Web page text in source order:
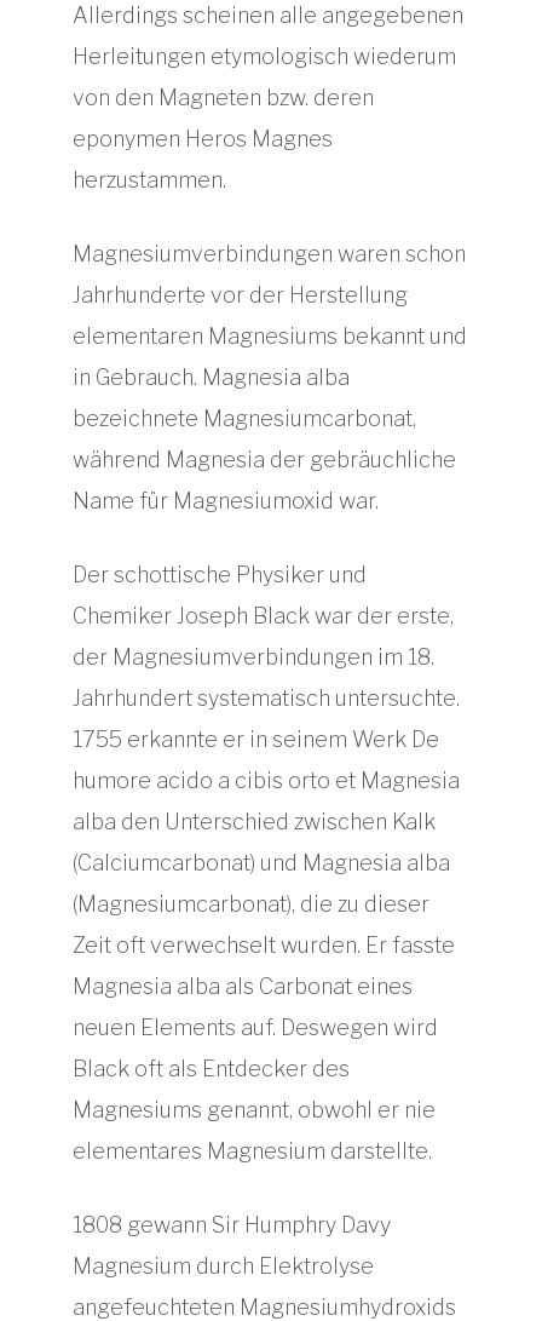
Allerdings scheinen alle angegebenen
Herleitungen etymologisch wiederum
von den Magneten bzw. deren
eponymen Heros Magnes
herzustammen.
Magnesiumverbindungen waren schon
Jahrhunderte vor der Herstellung
elementaren Magnesiums bekannt und
in Gebrauch. Magnesia alba
bezeichnete Magnesiumcarbonat,
während Magnesia der gebräuchliche
Name für Magnesiumoxid war.
Der schottische Physiker und
Chemiker Joseph Black war der erste,
der Magnesiumverbindungen im 18.
Jahrhundert systematisch untersuchte.
1755 erkannte er in seinem Werk De
humore acido a cibis orto et Magnesia
alba den Unterschied zwischen Kalk
(Calciumcarbonat) und Magnesia alba
(Magnesiumcarbonat), die zu dieser
Zeit oft verwechselt wurden. Er fasste
Magnesia alba als Carbonat eines
neuen Elements auf. Deswegen wird
Black oft als Entdecker des
Magnesiums genannt, obwohl er nie
elementares Magnesium darstellte.
1808 gewann Sir Humphry Davy
Magnesium durch Elektrolyse
angefeuchteten Magnesiumhydroxids